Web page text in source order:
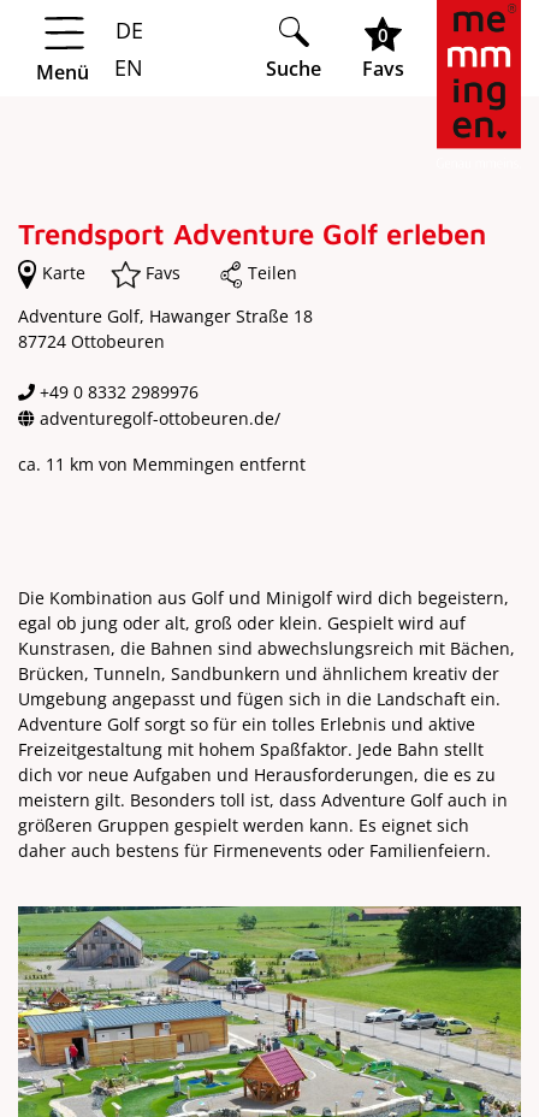
Springe zur Navigation
Springe zum Hauptinhalt
Menü
DE
EN
Suche
0
Favs
Trendsport Adventure Golf erleben
Karte Favs
Teilen
Adventure Golf, Hawanger Straße 18
87724 Ottobeuren
+49 0 8332 2989976
adventuregolf-ottobeuren.de/
ca. 11 km von Memmingen entfernt
Die Kombination aus Golf und Minigolf wird dich begeistern,
egal ob jung oder alt, groß oder klein. Gespielt wird auf
Kunstrasen, die Bahnen sind abwechslungsreich mit Bächen,
Brücken, Tunneln, Sandbunkern und ähnlichem kreativ der
Umgebung angepasst und fügen sich in die Landschaft ein.
Adventure Golf sorgt so für ein tolles Erlebnis und aktive
Freizeitgestaltung mit hohem Spaßfaktor. Jede Bahn stellt
dich vor neue Aufgaben und Herausforderungen, die es zu
meistern gilt. Besonders toll ist, dass Adventure Golf auch in
größeren Gruppen gespielt werden kann. Es eignet sich
daher auch bestens für Firmenevents oder Familienfeiern.